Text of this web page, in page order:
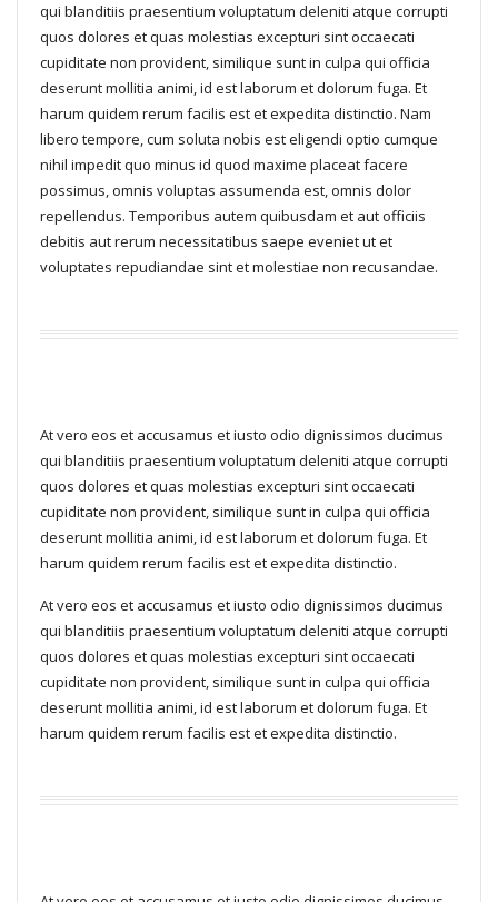
qui blanditiis praesentium voluptatum deleniti atque corrupti
quos dolores et quas molestias excepturi sint occaecati
cupiditate non provident, similique sunt in culpa qui officia
deserunt mollitia animi, id est laborum et dolorum fuga. Et
harum quidem rerum facilis est et expedita distinctio. Nam
libero tempore, cum soluta nobis est eligendi optio cumque
nihil impedit quo minus id quod maxime placeat facere
possimus, omnis voluptas assumenda est, omnis dolor
repellendus. Temporibus autem quibusdam et aut officiis
debitis aut rerum necessitatibus saepe eveniet ut et
voluptates repudiandae sint et molestiae non recusandae.
At vero eos et accusamus et iusto odio dignissimos ducimus
qui blanditiis praesentium voluptatum deleniti atque corrupti
quos dolores et quas molestias excepturi sint occaecati
cupiditate non provident, similique sunt in culpa qui officia
deserunt mollitia animi, id est laborum et dolorum fuga. Et
harum quidem rerum facilis est et expedita distinctio.
At vero eos et accusamus et iusto odio dignissimos ducimus
qui blanditiis praesentium voluptatum deleniti atque corrupti
quos dolores et quas molestias excepturi sint occaecati
cupiditate non provident, similique sunt in culpa qui officia
deserunt mollitia animi, id est laborum et dolorum fuga. Et
harum quidem rerum facilis est et expedita distinctio.